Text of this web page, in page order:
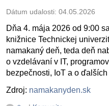
Dátum udalosti: 04.05.2026
Dňa 4. mája 2026 od 9:00
knižnice Technickej
namakaný deň, teda deň
o vzdelávaní v IT,
bezpečnosti, IoT a o ďalších
Zdroj: namakanyden.sk